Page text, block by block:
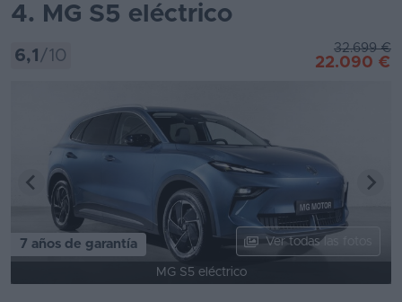
4. MG S5 eléctrico
6,1 /10 32.699 €
22.090 €
7 años de garantía Ver todas las fotos
MG S5 eléctrico